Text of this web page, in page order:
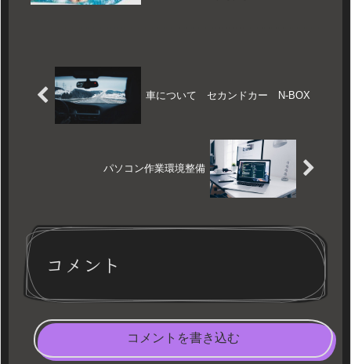
車について セカンドカー N-BOX
パソコン作業環境整備
コメント
コメントを書き込む